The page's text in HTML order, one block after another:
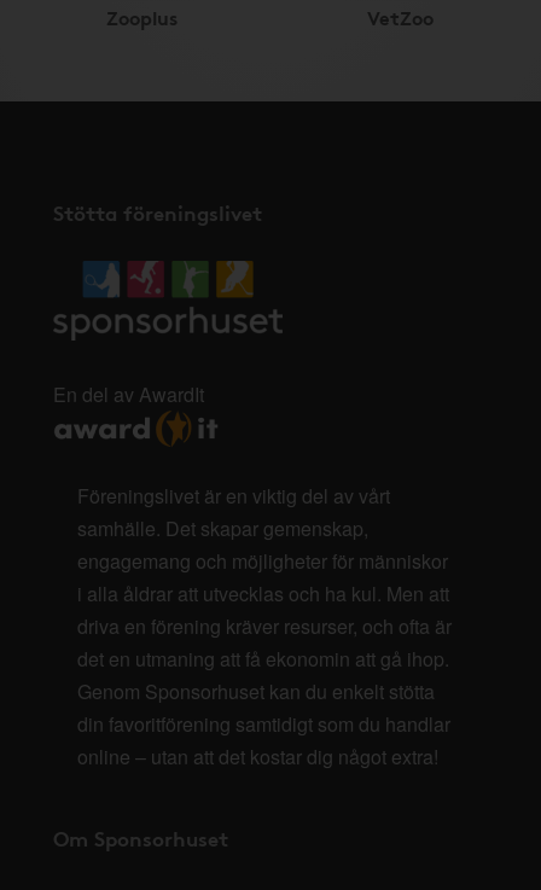
Zooplus VetZoo
Stötta föreningslivet
En del av AwardIt
Föreningslivet är en viktig del av vårt
samhälle. Det skapar gemenskap,
engagemang och möjligheter för människor
i alla åldrar att utvecklas och ha kul. Men att
driva en förening kräver resurser, och ofta är
det en utmaning att få ekonomin att gå ihop.
Genom Sponsorhuset kan du enkelt stötta
din favoritförening samtidigt som du handlar
online – utan att det kostar dig något extra!
Om Sponsorhuset